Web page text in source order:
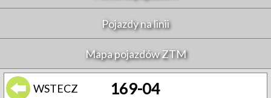
Pojazdy na linii
Mapa pojazdów ZTM
WSTECZ 169-04